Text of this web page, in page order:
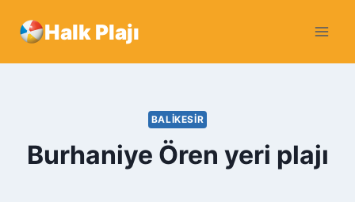
Halk Plajı
BALIKESIR
Burhaniye Ören yeri plajı